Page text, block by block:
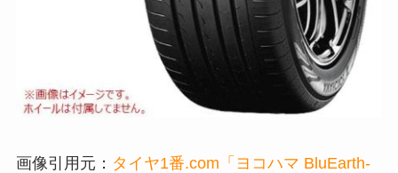
画像引用元： タイヤ1番.com「ヨコハマ BluEarth-